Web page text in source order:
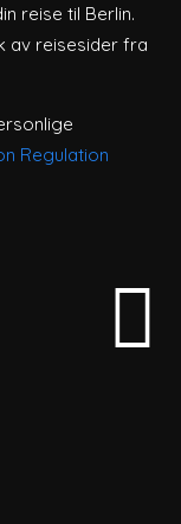
reise til Berlin.
av reisesider fra
Regulation